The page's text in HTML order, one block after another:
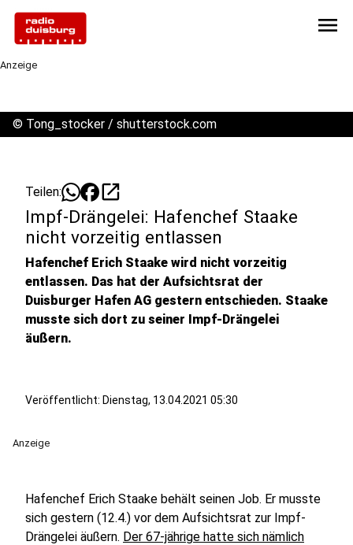
menu
Anzeige
© Tong_stocker / shutterstock.com
Teilen: open_in_new
Impf-Drängelei: Hafenchef Staake
nicht vorzeitig entlassen
Hafenchef Erich Staake wird nicht vorzeitig
entlassen. Das hat der Aufsichtsrat der
Duisburger Hafen AG gestern entschieden. Staake
musste sich dort zu seiner Impf-Drängelei
äußern.
Veröffentlicht: Dienstag, 13.04.2021 05:30
Anzeige
Hafenchef Erich Staake behält seinen Job. Er musste
sich gestern (12.4.) vor dem Aufsichtsrat zur Impf-
Drängelei äußern. Der 67-jährige hatte sich nämlich